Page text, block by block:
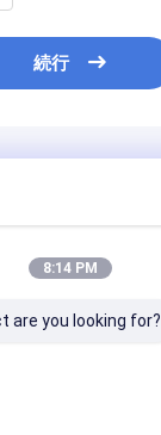
続行
ト
8:14 PM
are you looking for?